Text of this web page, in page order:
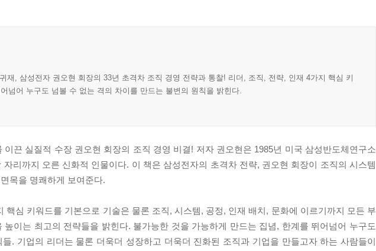
재, 삼성전자 권오현 회장의 33년 초격차 조직 경영 전략과 통찰! 리더, 조직, 전략, 인재 4가지 핵심 키
넘어 누구도 넘볼 수 없는 격의 차이를 만드는 불변의 원칙을 밝힌다.
끈 실질적 수장 권오현 회장의 조직 경영 비결! 저자 권오현은 1985년 미국 삼성반도체연구소
리까지 오른 신화적 인물이다. 이 책은 삼성전자의 초격차 전략, 권오현 회장이 조직의 시스템
목을 명쾌하게 보여준다.
핵심 키워드를 기본으로 기술은 물론 조직, 시스템, 공정, 인재 배치, 문화에 이르기까지 모든 부
높이는 최고의 전략들을 밝힌다. 불가능한 것을 가능하게 만드는 집념, 한계를 뛰어넘어 누구도
들. 기업의 리더는 물론 더욱더 성장하고 더욱더 진화된 조직과 기업을 만들고자 하는 사람들이